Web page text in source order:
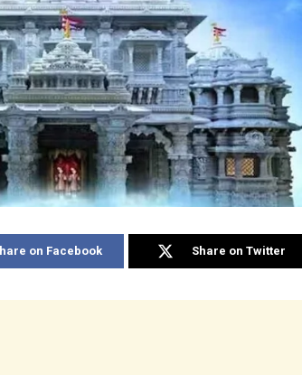
on Facebook Share on Twitter